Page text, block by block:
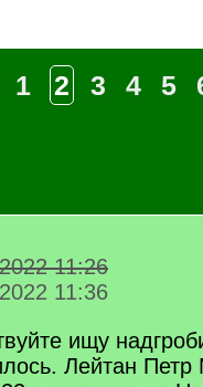
1 2 3 4 5
11:26
11:36
ищу
Лейтан Петр